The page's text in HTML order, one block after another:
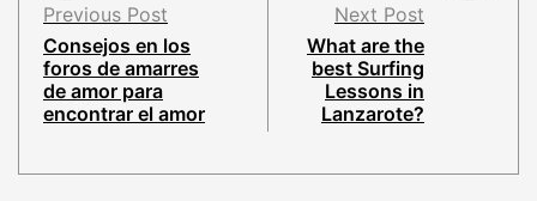
Previous Post
Consejos en los
foros de amarres
de amor para
encontrar el amor
Next Post
What are the
best Surfing
Lessons in
Lanzarote?